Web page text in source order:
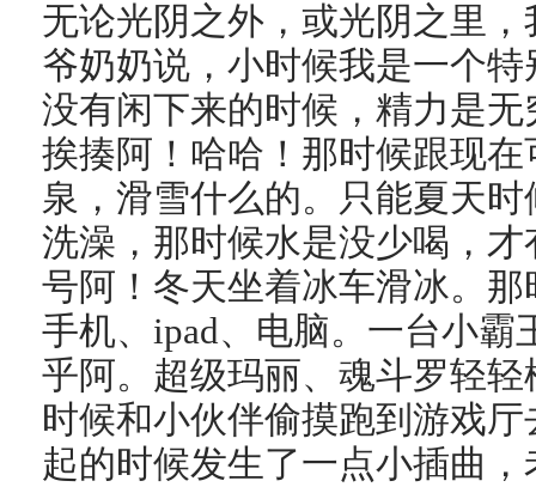
无论光阴之外，或光阴之里
爷奶奶说，小时候我是一个
没有闲下来的时候，精力是
挨揍阿！哈哈！那时候跟现
泉，滑雪什么的。只能夏天
洗澡，那时候水是没少喝，
号阿！冬天坐着冰车滑冰。
手机、ipad、电脑。一台小霸
乎阿。超级玛丽、魂斗罗轻轻
时候和小伙伴偷摸跑到游戏
起的时候发生了一点小插曲